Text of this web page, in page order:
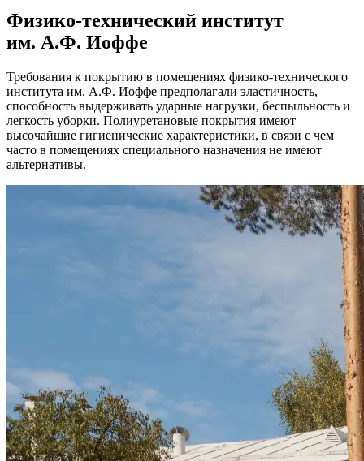
Физико-технический институт
им. А.Ф. Иоффе
Требования к покрытию в помещениях физико-технического
института им. А.Ф. Иоффе предполагали эластичность,
способность выдерживать ударные нагрузки, беспыльность и
легкость уборки. Полиуретановые покрытия имеют
высочайшие гигиенические характеристики, в связи с чем
часто в помещениях специального назначения не имеют
альтернативы.